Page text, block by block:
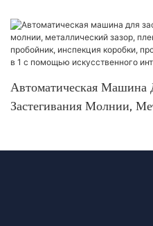
Автоматическая Машина
Застегивания Молнии,